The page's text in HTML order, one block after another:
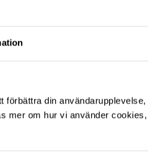
din
mer om hur vi använder